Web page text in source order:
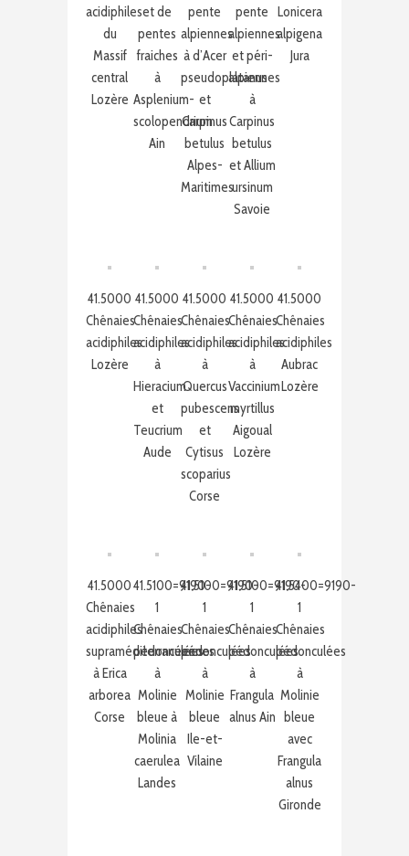
acidiphiles
du
Massif
central
Lozère
et de
pentes
fraiches
à
Asplenium-
scolopendrium
Ain
pente
alpiennes
à d’Acer
pseudoplatanus
et
Carpinus
betulus
Alpes-
Maritimes
pente
alpiennes
et péri-
alpiennes
à
Carpinus
betulus
et Allium
ursinum
Savoie
Lonicera
alpigena
Jura
41.5000
Chênaies
acidiphiles
Lozère
41.5000
Chênaies
acidiphiles
à
Hieracium
et
Teucrium
Aude
41.5000
Chênaies
acidiphiles
à
Quercus
pubescens
et
Cytisus
scoparius
Corse
41.5000
Chênaies
acidiphiles
à
Vaccinium
myrtillus
Aigoual
Lozère
41.5000
Chênaies
acidiphiles
Aubrac
Lozère
41.5000
Chênaies
acidiphiles
supraméditerranéennes
à Erica
arborea
Corse
41.5100=9190-
1
Chênaies
pédonculées
à
Molinie
bleue à
Molinia
caerulea
Landes
41.5100=9190-
1
Chênaies
pédonculées
à
Molinie
bleue
Ile-et-
Vilaine
41.5100=9190-
1
Chênaies
pédonculées
à
Frangula
alnus Ain
41.5400=9190-
1
Chênaies
pédonculées
à
Molinie
bleue
avec
Frangula
alnus
Gironde